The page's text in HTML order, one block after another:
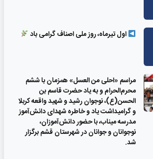
اول تیرماه، روز ملی اصناف گرامی باد
مراسم «احلی من العسل» همزمان با ششم
محرم‌الحرام و به یاد حضرت قاسم بن
الحسن(ع)، نوجوان رشید و شهید واقعه کربلا
و گرامیداشت یاد و خاطره شهدای دانش‌آموز
مدرسه میناب، با حضور دانش‌آموزان،
نوجوانان و جوانان در شهرستان قشم برگزار
شد.